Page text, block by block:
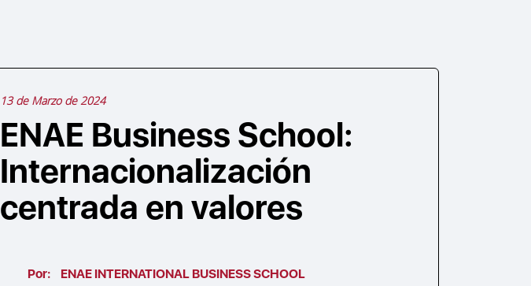
13 de Marzo de 2024
ENAE Business School:
Internacionalización
centrada en valores
Por: ENAE INTERNATIONAL BUSINESS SCHOOL